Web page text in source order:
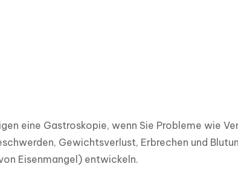
eine Gastroskopie, wenn Sie Probleme wie
Gewichtsverlust, Erbrechen und
Eisenmangel) entwickeln.